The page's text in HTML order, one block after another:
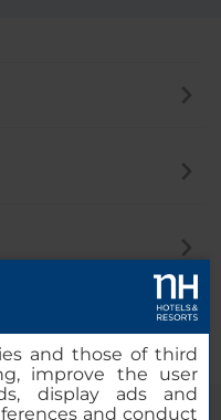
and those of third
improve the user
display ads and
and conduct